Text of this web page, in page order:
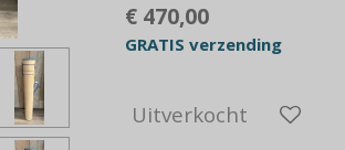
€ 470,00
GRATIS verzending
Uitverkocht